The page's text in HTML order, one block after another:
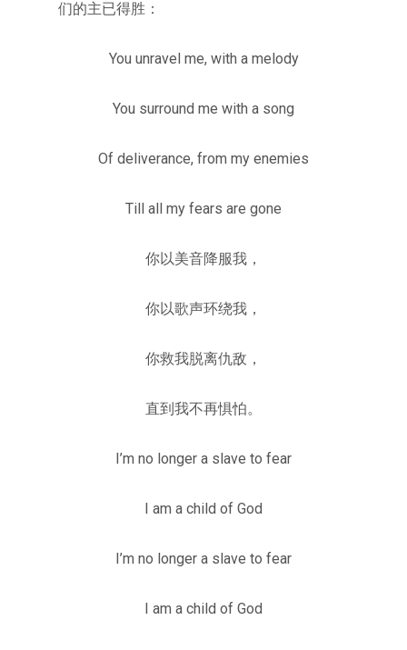
们的主已得胜：
You unravel me, with a melody
You surround me with a song
Of deliverance, from my enemies
Till all my fears are gone
你以美音降服我，
你以歌声环绕我，
你救我脱离仇敌，
直到我不再惧怕。
I’m no longer a slave to fear
I am a child of God
I’m no longer a slave to fear
I am a child of God